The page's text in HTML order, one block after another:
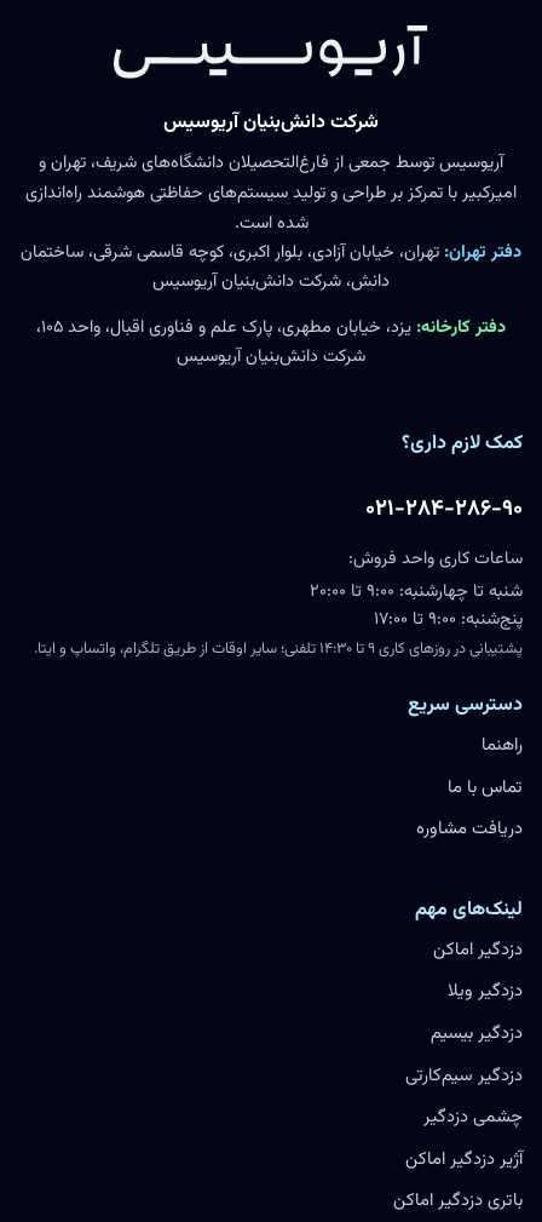
شرکت دانش‌بنیان آریوسیس
آریوسیس توسط جمعی از فارغ‌التحصیلان دانشگاه‌های شریف، تهران و
امیرکبیر با تمرکز بر طراحی و تولید سیستم‌های حفاظتی هوشمند راه‌اندازی
شده است.
دفتر تهران: تهران، خیابان آزادی، بلوار اکبری، کوچه قاسمی شرقی، ساختمان
دانش، شرکت دانش‌بنیان آریوسیس
دفتر کارخانه:
یزد، خیابان مطهری، پارک علم و فناوری اقبال، واحد ۱۰۵،
شرکت دانش‌بنیان آریوسیس
کمک لازم داری؟
۰۲۱-۲۸۴-۲۸۶-۹۰
ساعات کاری واحد فروش:
شنبه تا چهارشنبه: ۹:۰۰ تا ۲۰:۰۰
پنج‌شنبه: ۹:۰۰ تا ۱۷:۰۰
پشتیبانی در روزهای کاری ۹ تا ۱۴:۳۰ تلفنی؛ سایر اوقات از طریق تلگرام، واتساپ و ایتا.
دسترسی سریع
راهنما
تماس با ما
دریافت مشاوره
لینک‌های مهم
دزدگیر اماکن
دزدگیر ویلا
دزدگیر بیسیم
دزدگیر سیم‌کارتی
چشمی دزدگیر
آژیر دزدگیر اماکن
باتری دزدگیر اماکن